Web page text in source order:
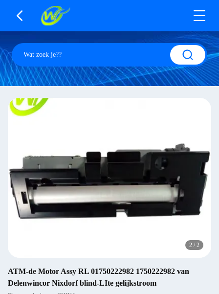
2 / 2
ATM-de Motor Assy RL 01750222982 1750222982 van
Delenwincor Nixdorf blind-LIte gelijkstroom